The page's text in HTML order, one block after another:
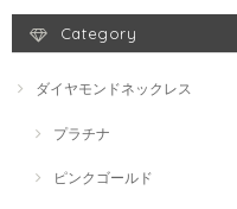
Category
ダイヤモンドネックレス
プラチナ
ピンクゴールド